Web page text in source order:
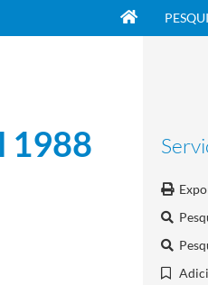
1988